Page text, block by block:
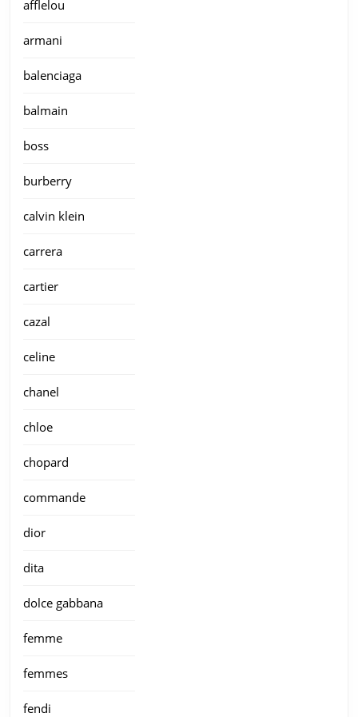
afflelou
armani
balenciaga
balmain
boss
burberry
calvin klein
carrera
cartier
cazal
celine
chanel
chloe
chopard
commande
dior
dita
dolce gabbana
femme
femmes
fendi